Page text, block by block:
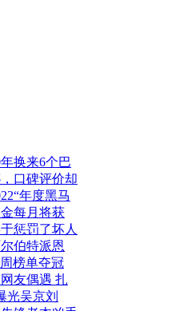
换来6个巴
口碑评价却
年度黑马
每月将获
惩罚了坏人
伯特派恩
榜单夺冠
友偶遇 扎
光吴京刘